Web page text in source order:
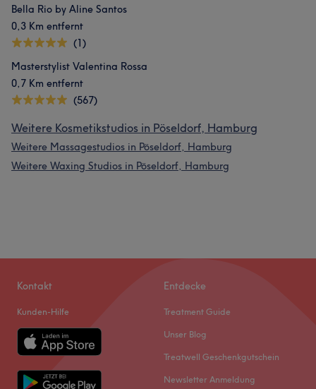
Bella Rio by Aline Santos
0,3 Km entfernt
(1)
Masterstylist Valentina Rossa
0,7 Km entfernt
(567)
Weitere Kosmetikstudios in Pöseldorf, Hamburg
Weitere Massagestudios in Pöseldorf, Hamburg
Weitere Waxing Studios in Pöseldorf, Hamburg
Kontakt
Kunden-Hilfe
Entdecke
Treatment Guide
Unser Blog
Treatwell Geschenkgutschein
Newsletter Anmeldung